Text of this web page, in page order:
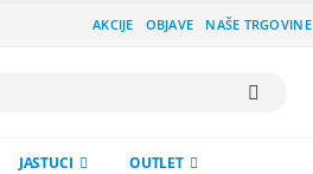
AKCIJE OBJAVE NAŠE TRGOVINE
JASTUCI OUTLET